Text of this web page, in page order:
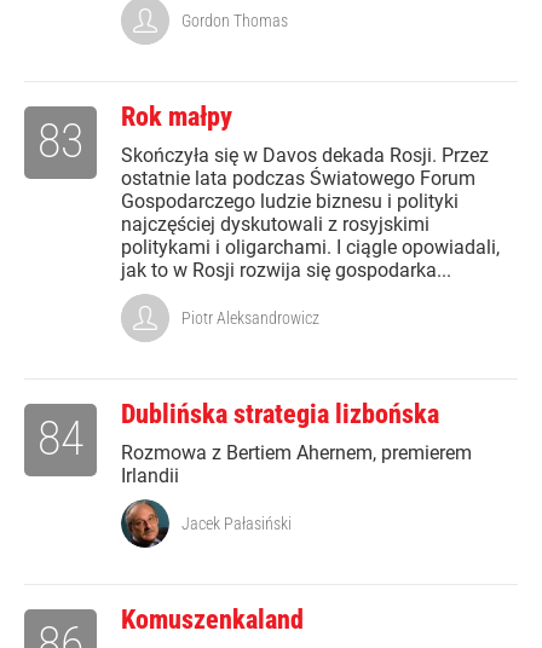
Gordon Thomas
Rok małpy
Skończyła się w Davos dekada Rosji. Przez
ostatnie lata podczas Światowego Forum
Gospodarczego ludzie biznesu i polityki
najczęściej dyskutowali z rosyjskimi
politykami i oligarchami. I ciągle opowiadali,
jak to w Rosji rozwija się gospodarka...
83
Piotr Aleksandrowicz
Dublińska strategia lizbońska
Rozmowa z Bertiem Ahernem, premierem
Irlandii
84
Jacek Pałasiński
Komuszenkaland